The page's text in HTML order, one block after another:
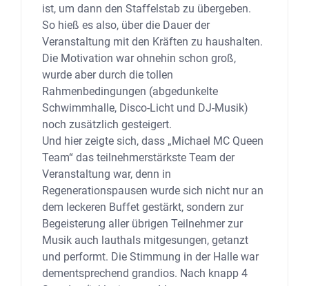
ist, um dann den Staffelstab zu übergeben.
So hieß es also, über die Dauer der
Veranstaltung mit den Kräften zu haushalten.
Die Motivation war ohnehin schon groß,
wurde aber durch die tollen
Rahmenbedingungen (abgedunkelte
Schwimmhalle, Disco-Licht und DJ-Musik)
noch zusätzlich gesteigert.
Und hier zeigte sich, dass „Michael MC Queen
Team“ das teilnehmerstärkste Team der
Veranstaltung war, denn in
Regenerationspausen wurde sich nicht nur an
dem leckeren Buffet gestärkt, sondern zur
Begeisterung aller übrigen Teilnehmer zur
Musik auch lauthals mitgesungen, getanzt
und performt. Die Stimmung in der Halle war
dementsprechend grandios. Nach knapp 4